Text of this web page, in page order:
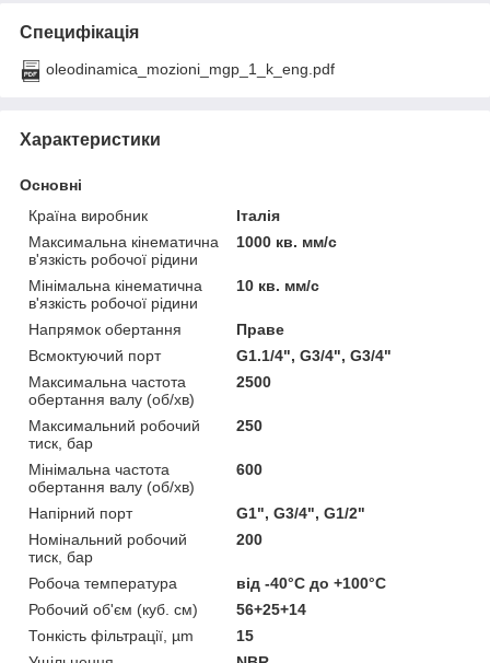
Специфікація
oleodinamica_mozioni_mgp_1_k_eng.pdf
Характеристики
Основні
Країна виробник
Італія
Максимальна кінематична
в'язкість робочої рідини
1000 кв. мм/с
Мінімальна кінематична
в'язкість робочої рідини
10 кв. мм/с
Напрямок обертання
Праве
Всмоктуючий порт
G1.1/4", G3/4", G3/4"
Максимальна частота
обертання валу (об/хв)
2500
Максимальний робочий
тиск, бар
250
Мінімальна частота
обертання валу (об/хв)
600
Напірний порт
G1", G3/4", G1/2"
Номінальний робочий
тиск, бар
200
Робоча температура
від -40°С до +100°С
Робочий об'єм (куб. см)
56+25+14
Тонкість фільтрації, µm
15